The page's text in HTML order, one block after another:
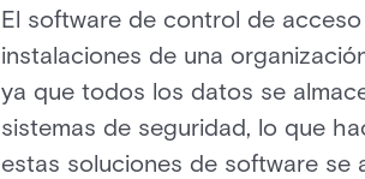
El software de control de
instalaciones de una
ya que todos los datos se
sistemas de seguridad, lo que
estas soluciones de software